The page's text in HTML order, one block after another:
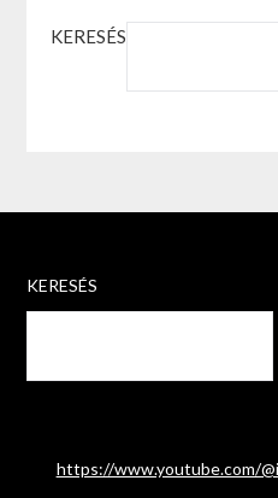
KERESÉS
KERESÉS
https://www.youtube.com/